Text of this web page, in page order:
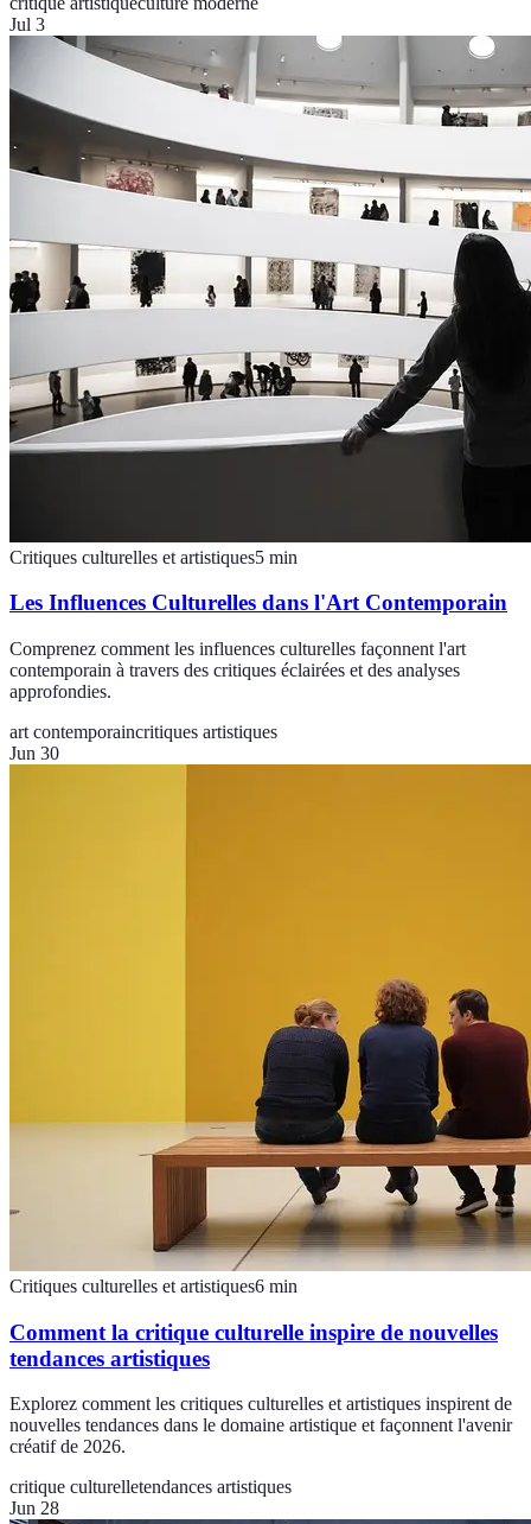
Jul 3
Critiques culturelles et artistiques5 min
Les Influences Culturelles dans l'Art Contemporain
Comprenez comment les influences culturelles façonnent l'art
contemporain à travers des critiques éclairées et des analyses
approfondies.
art contemporaincritiques artistiques
Jun 30
Critiques culturelles et artistiques6 min
Comment la critique culturelle inspire de nouvelles
tendances artistiques
Explorez comment les critiques culturelles et artistiques inspirent de
nouvelles tendances dans le domaine artistique et façonnent l'avenir
créatif de 2026.
critique culturelletendances artistiques
Jun 28